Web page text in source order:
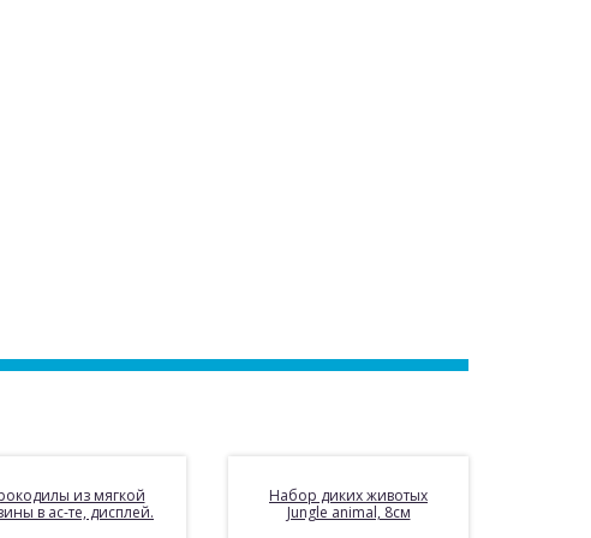
из мягкой
в ас-те, дисплей.
Набор диких животых
Jungle animal, 8см